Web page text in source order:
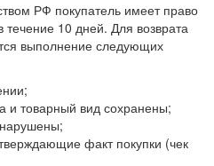
РФ покупатель имеет право
течение 10 дней. Для возврата
выполнение следующих
и товарный вид сохранены;
факт покупки (чек